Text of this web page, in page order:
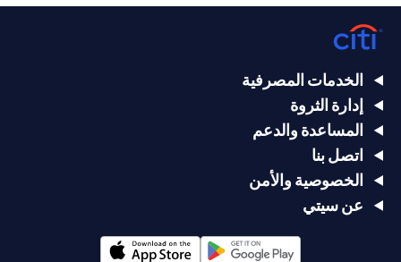
الخدمات المصرفية
إدارة الثروة
المساعدة والدعم
اتصل بنا
الخصوصية والأمن
عن سيتي